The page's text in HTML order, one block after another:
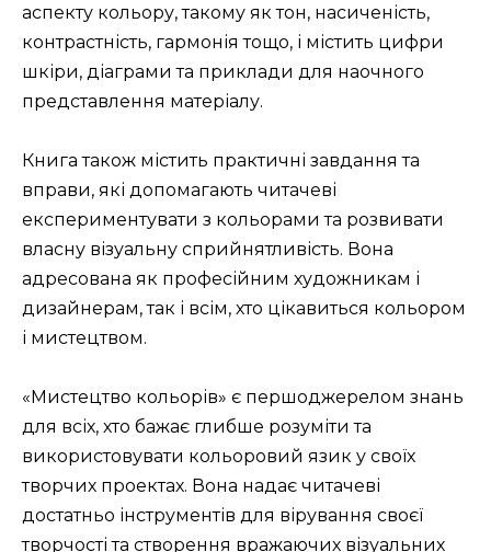
аспекту кольору, такому як тон, насиченість,
контрастність, гармонія тощо, і містить цифри
шкіри, діаграми та приклади для наочного
представлення матеріалу.
Книга також містить практичні завдання та
вправи, які допомагають читачеві
експериментувати з кольорами та розвивати
власну візуальну сприйнятливість. Вона
адресована як професійним художникам і
дизайнерам, так і всім, хто цікавиться кольором
і мистецтвом.
«Мистецтво кольорів» є першоджерелом знань
для всіх, хто бажає глибше розуміти та
використовувати кольоровий язик у своїх
творчих проектах. Вона надає читачеві
достатньо інструментів для вірування своєї
творчості та створення вражаючих візуальних